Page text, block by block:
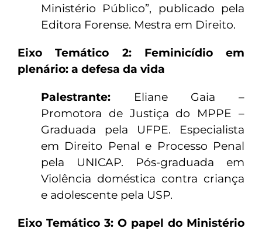
Ministério Público”, publicado pela
Editora Forense. Mestra em Direito.
Eixo Temático 2: Feminicídio em
plenário: a defesa da vida
Palestrante: Eliane Gaia –
Promotora de Justiça do MPPE –
Graduada pela UFPE. Especialista
em Direito Penal e Processo Penal
pela UNICAP. Pós-graduada em
Violência doméstica contra criança
e adolescente pela USP.
Eixo Temático 3: O papel do Ministério